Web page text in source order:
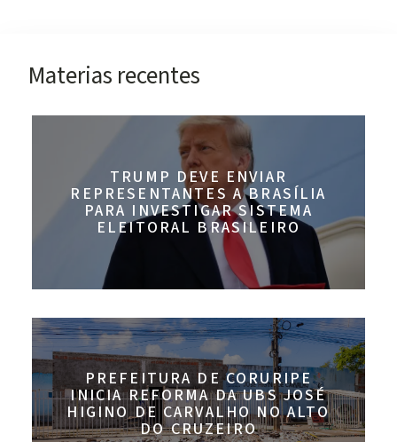
Materias recentes
TRUMP DEVE ENVIAR
REPRESENTANTES A BRASÍLIA
PARA INVESTIGAR SISTEMA
ELEITORAL BRASILEIRO
PREFEITURA DE CORURIPE
INICIA REFORMA DA UBS JOSÉ
HIGINO DE CARVALHO NO ALTO
DO CRUZEIRO